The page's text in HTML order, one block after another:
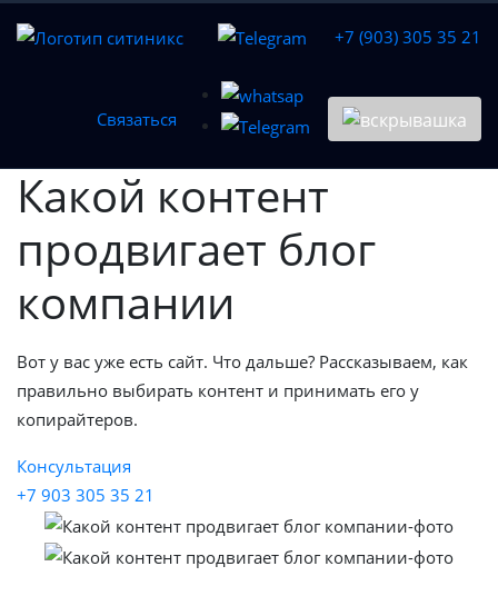
+7 (903) 305 35 21
Связаться
Какой контент
продвигает блог
компании
Вот у вас уже есть сайт. Что дальше? Рассказываем, как
правильно выбирать контент и принимать его у
копирайтеров.
Консультация
+7 903 305 35 21